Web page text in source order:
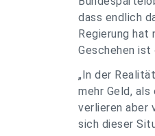
dass endlich
Regierung hat
Geschehen
„In der
mehr Geld, als
verlieren aber
sich dieser